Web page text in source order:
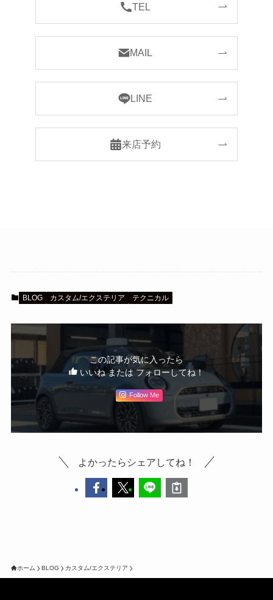
TEL
MAIL
LINE
来店予約
BLOG カスタム/エクステリア テクニカル
この記事が気に入ったら
いいね または フォローしてね！
Follow Me
よかったらシェアしてね！
ホーム BLOG カスタム/エクステリア